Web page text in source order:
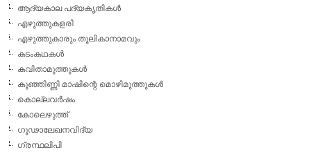
ആദ്യകാല പദ്യകൃതികള്‍
എഴുത്തുകളരി
എഴുത്തുകാരും തൂലികാനാമവും
കടംകഥകള്‍
കവിതാമുത്തുകള്‍
കുഞ്ഞിണ്ണി മാഷിന്റെ മൊഴിമുത്തുകള്‍
കൊല്ലവര്‍ഷം
കോലെഴുത്ത്
ഗൂഢാലേഖനവിദ്യ
ഗ്രന്ഥലിപി